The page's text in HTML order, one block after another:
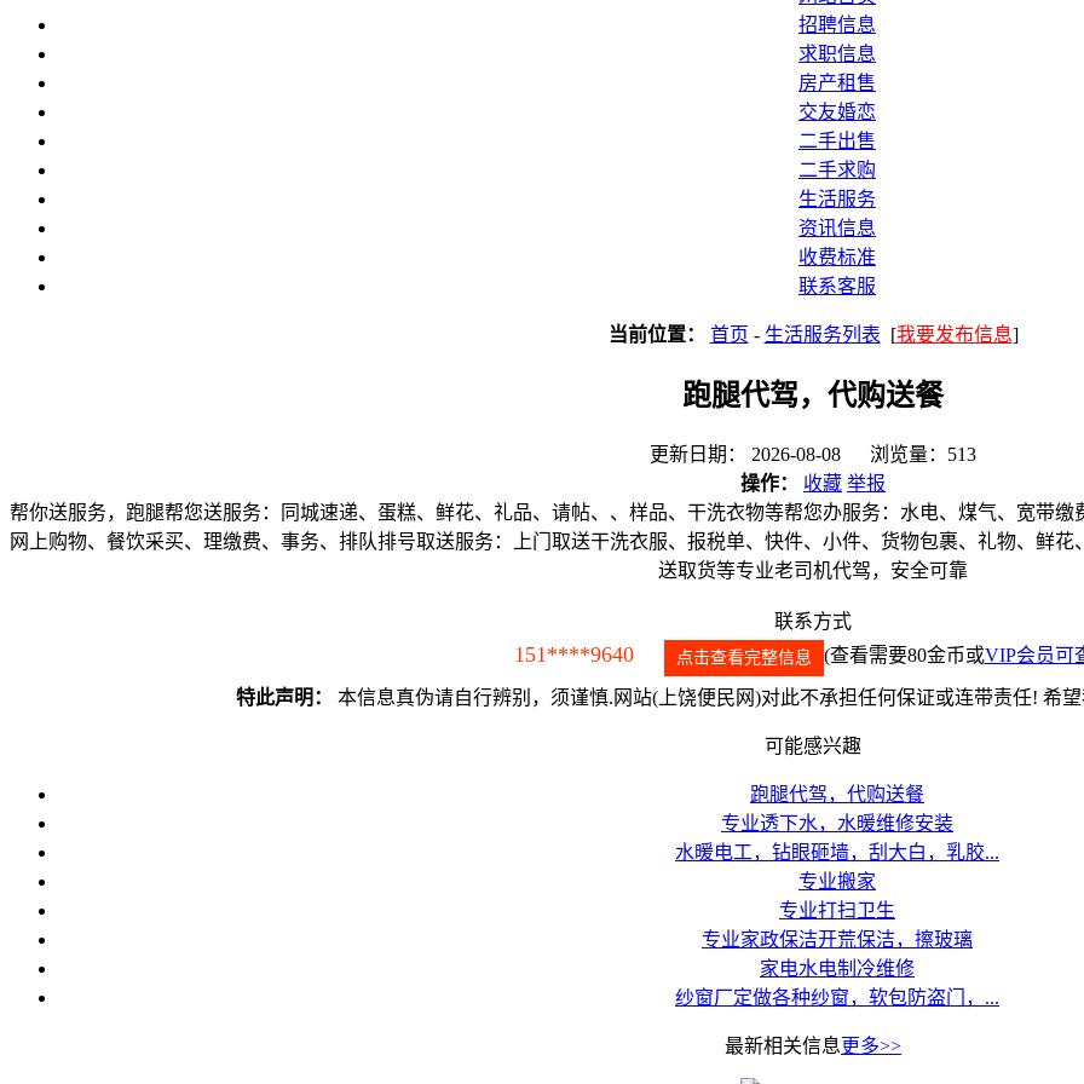
招聘信息
求职信息
房产租售
交友婚恋
二手出售
二手求购
生活服务
资讯信息
收费标准
联系客服
当前位置： 首页 - 生活服务列表 [我要发布信息]
跑腿代驾，代购送餐
更新日期： 2026-08-08 浏览量：513
操作：
收藏 举报
帮你送服务，跑腿帮您送服务：同城速递、蛋糕、鲜花、礼品、请帖、、样品、干洗衣物等帮您办服务：水电、煤气、宽带
网上购物、餐饮采买、理缴费、事务、排队排号取送服务：上门取送干洗衣服、报税单、快件、小件、货物包裹、礼物、鲜
送取货等专业老司机代驾，安全可靠
联系方式
151****9640 点击查看完整信息 (查看需要80金币或VIP会员可
特此声明： 本信息真伪请自行辨别，须谨慎.网站(上饶便民网)对此不承担任何保证或连带责任! 希
可能感兴趣
跑腿代驾，代购送餐
专业透下水，水暖维修安装
水暖电工，钻眼砸墙，刮大白，乳胶...
专业搬家
专业打扫卫生
专业家政保洁开荒保洁，擦玻璃
家电水电制冷维修
纱窗厂定做各种纱窗，软包防盗门，...
最新相关信息更多>>